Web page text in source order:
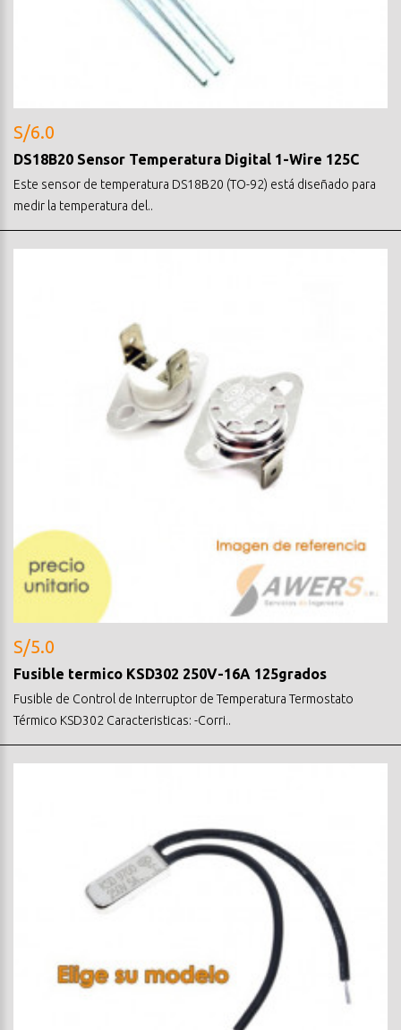
S/6.0
DS18B20 Sensor Temperatura Digital 1-Wire 125C
Este sensor de temperatura DS18B20 (TO-92) está diseñado para
medir la temperatura del..
S/5.0
Fusible termico KSD302 250V-16A 125grados
Fusible de Control de Interruptor de Temperatura Termostato
Térmico KSD302 Caracteristicas: -Corri..